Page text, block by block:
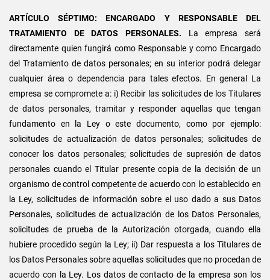
ARTÍCULO SÉPTIMO: ENCARGADO Y RESPONSABLE DEL
TRATAMIENTO DE DATOS PERSONALES. La empresa será
directamente quien fungirá como Responsable y como Encargado
del Tratamiento de datos personales; en su interior podrá delegar
cualquier área o dependencia para tales efectos. En general La
empresa se compromete a: i) Recibir las solicitudes de los Titulares
de datos personales, tramitar y responder aquellas que tengan
fundamento en la Ley o este documento, como por ejemplo:
solicitudes de actualización de datos personales; solicitudes de
conocer los datos personales; solicitudes de supresión de datos
personales cuando el Titular presente copia de la decisión de un
organismo de control competente de acuerdo con lo establecido en
la Ley, solicitudes de información sobre el uso dado a sus Datos
Personales, solicitudes de actualización de los Datos Personales,
solicitudes de prueba de la Autorización otorgada, cuando ella
hubiere procedido según la Ley; ii) Dar respuesta a los Titulares de
los Datos Personales sobre aquellas solicitudes que no procedan de
acuerdo con la Ley. Los datos de contacto de la empresa son los